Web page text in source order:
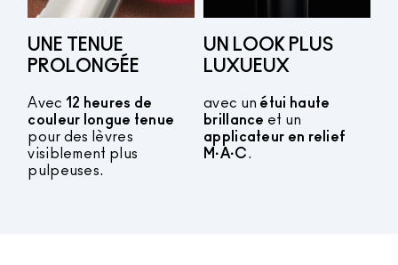
UNE TENUE
PROLONGÉE
Avec 12 heures de
couleur longue tenue
pour des lèvres
visiblement plus
pulpeuses.
UN LOOK PLUS
LUXUEUX
avec un étui haute
brillance et un
applicateur en relief
M·A·C.